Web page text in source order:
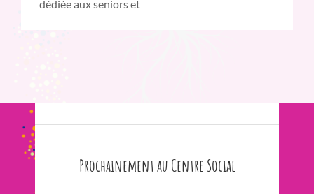
dédiée aux seniors et
Prochainement au Centre Social